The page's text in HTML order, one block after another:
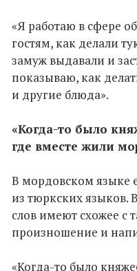
«Я работаю в сфере
гостям, как делали
замуж выдавали и
показываю, как
и другие блюда».
«Когда-то было
где вместе жили
В мордовском языке
из тюркских языков.
слов имеют схожее с
произношение и
«Когда-то было